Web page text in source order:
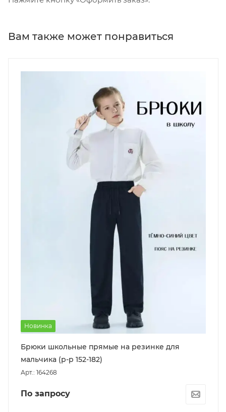
Вам также может понравиться
Новинка
Брюки школьные прямые на резинке для
мальчика (р-р 152-182)
Арт.: 164268
По запросу